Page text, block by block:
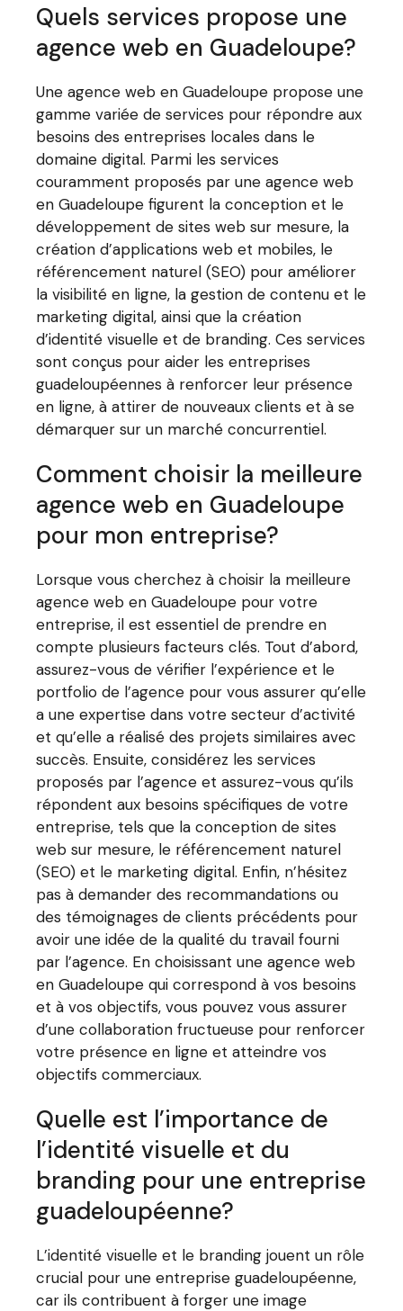
Quels services propose une
agence web en Guadeloupe?
Une agence web en Guadeloupe propose une
gamme variée de services pour répondre aux
besoins des entreprises locales dans le
domaine digital. Parmi les services
couramment proposés par une agence web
en Guadeloupe figurent la conception et le
développement de sites web sur mesure, la
création d’applications web et mobiles, le
référencement naturel (SEO) pour améliorer
la visibilité en ligne, la gestion de contenu et le
marketing digital, ainsi que la création
d’identité visuelle et de branding. Ces services
sont conçus pour aider les entreprises
guadeloupéennes à renforcer leur présence
en ligne, à attirer de nouveaux clients et à se
démarquer sur un marché concurrentiel.
Comment choisir la meilleure
agence web en Guadeloupe
pour mon entreprise?
Lorsque vous cherchez à choisir la meilleure
agence web en Guadeloupe pour votre
entreprise, il est essentiel de prendre en
compte plusieurs facteurs clés. Tout d’abord,
assurez-vous de vérifier l’expérience et le
portfolio de l’agence pour vous assurer qu’elle
a une expertise dans votre secteur d’activité
et qu’elle a réalisé des projets similaires avec
succès. Ensuite, considérez les services
proposés par l’agence et assurez-vous qu’ils
répondent aux besoins spécifiques de votre
entreprise, tels que la conception de sites
web sur mesure, le référencement naturel
(SEO) et le marketing digital. Enfin, n’hésitez
pas à demander des recommandations ou
des témoignages de clients précédents pour
avoir une idée de la qualité du travail fourni
par l’agence. En choisissant une agence web
en Guadeloupe qui correspond à vos besoins
et à vos objectifs, vous pouvez vous assurer
d’une collaboration fructueuse pour renforcer
votre présence en ligne et atteindre vos
objectifs commerciaux.
Quelle est l’importance de
l’identité visuelle et du
branding pour une entreprise
guadeloupéenne?
L’identité visuelle et le branding jouent un rôle
crucial pour une entreprise guadeloupéenne,
car ils contribuent à forger une image